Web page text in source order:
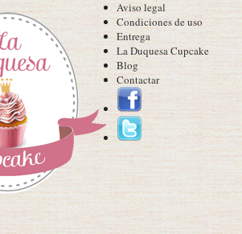
Aviso legal
Condiciones de uso
Entrega
La Duquesa Cupcake
Blog
Contactar